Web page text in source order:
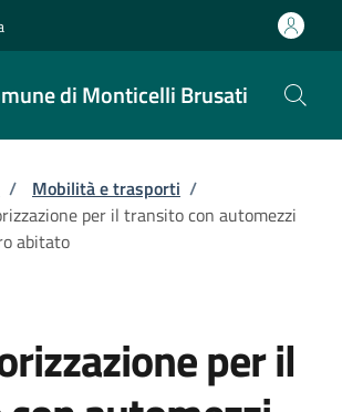
di Monticelli Brusati
pane
/ Mobilità e trasporti /
per il transito con automezzi
abitato
per il